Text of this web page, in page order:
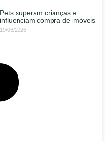
Pets superam crianças e
influenciam compra de imóveis
19/06/2026